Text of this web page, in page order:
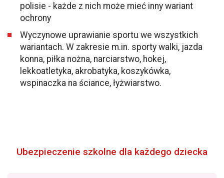
polisie - każde z nich może mieć inny wariant
ochrony
Wyczynowe uprawianie sportu we wszystkich
wariantach. W zakresie m.in. sporty walki, jazda
konna, piłka nożna, narciarstwo, hokej,
lekkoatletyka, akrobatyka, koszykówka,
wspinaczka na ściance, łyżwiarstwo.
Ubezpieczenie szkolne dla każdego dziecka